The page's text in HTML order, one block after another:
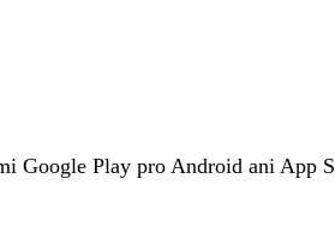
Google Play pro Android ani App